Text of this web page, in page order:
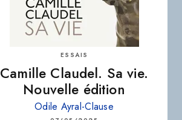
ESSAIS
Camille Claudel. Sa vie.
Nouvelle édition
Odile Ayral-Clause